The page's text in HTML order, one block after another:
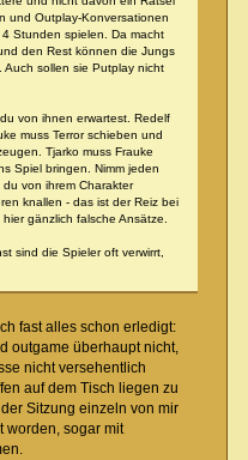
und Outplay-Konversationen
Stunden spielen. Da macht
den Rest können die Jungs
Auch sollen sie Putplay nicht
von ihnen erwartest. Redelf
muss Terror schieben und
Tjarko muss Frauke
Spiel bringen. Nimm jeden
von ihrem Charakter
knallen - das ist der Reiz bei
gänzlich falsche Ansätze.
sind die Spieler oft verwirrt,
fast alles schon erledigt:
outgame überhaupt nicht,
nicht versehentlich
auf dem Tisch liegen zu
Sitzung einzeln von mir
worden, sogar mit